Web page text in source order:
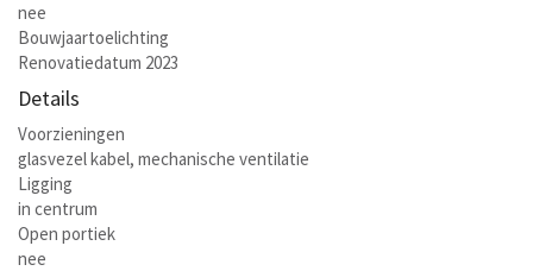
nee
Bouwjaartoelichting
Renovatiedatum 2023
Details
Voorzieningen
glasvezel kabel, mechanische ventilatie
Ligging
in centrum
Open portiek
nee